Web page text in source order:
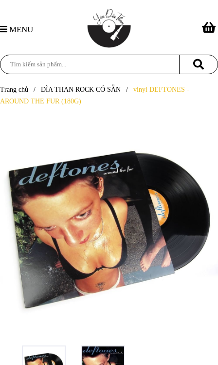
MENU
Trang chủ / ĐĨA THAN ROCK CÓ SẴN /
vinyl DEFTONES -
AROUND THE FUR (180G)